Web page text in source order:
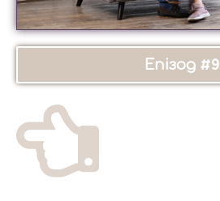
Епізод #9